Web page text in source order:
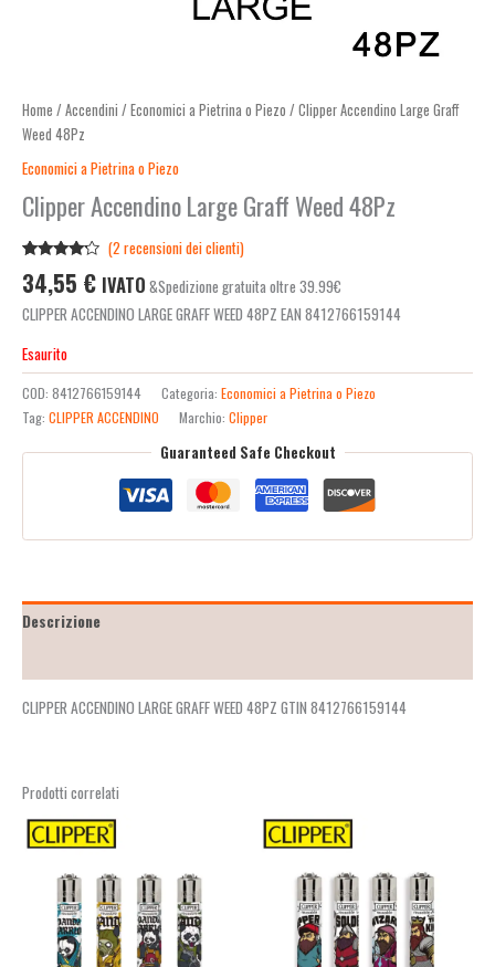
Home / Accendini / Economici a Pietrina o Piezo / Clipper Accendino Large Graff
Weed 48Pz
Economici a Pietrina o Piezo
Clipper Accendino Large Graff Weed 48Pz
4.00 su
5 su
base di
(2 recensioni dei clienti)
34,55 € IVATO &Spedizione gratuita oltre 39.99€
CLIPPER ACCENDINO LARGE GRAFF WEED 48PZ EAN 8412766159144
Esaurito
COD: 8412766159144 Categoria: Economici a Pietrina o Piezo
Tag: CLIPPER ACCENDINO Marchio: Clipper
Guaranteed Safe Checkout
Descrizione
CLIPPER ACCENDINO LARGE GRAFF WEED 48PZ GTIN 8412766159144
Prodotti correlati